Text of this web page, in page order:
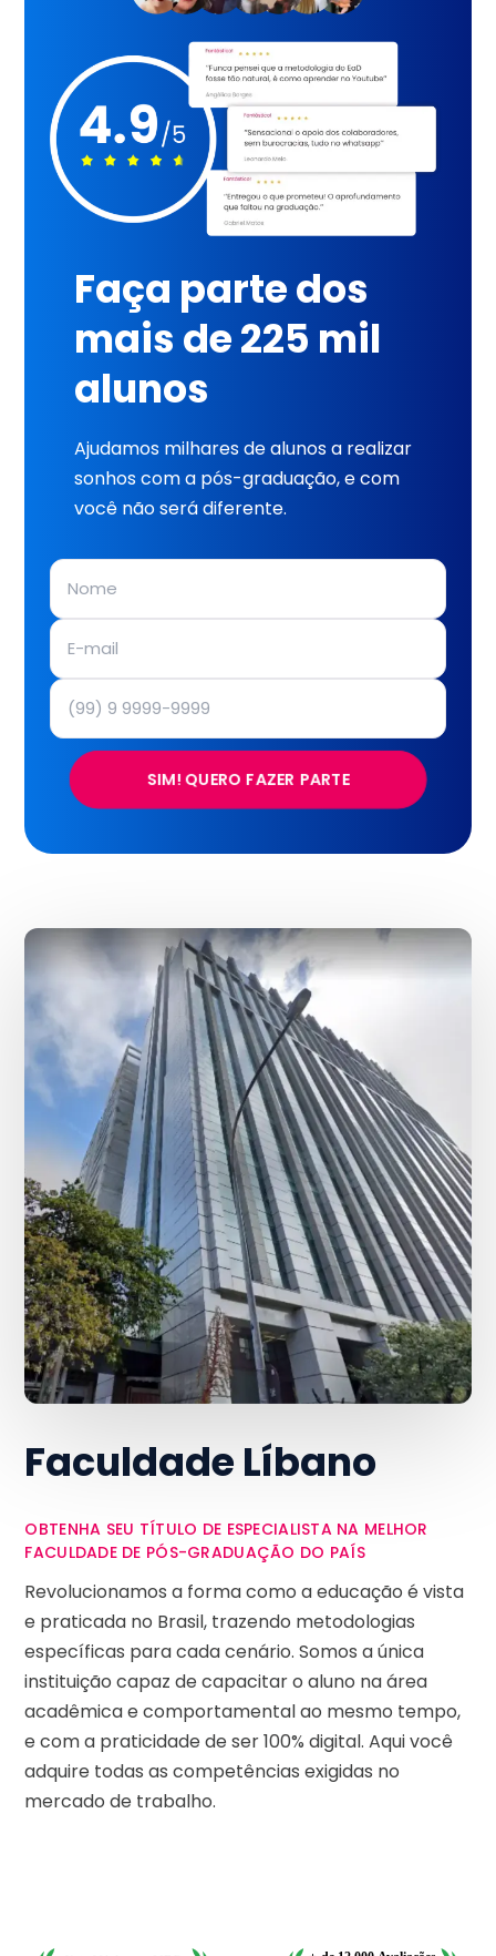
Faça parte dos
mais de 225 mil
alunos
Ajudamos milhares de alunos a realizar
sonhos com a pós-graduação, e com
você não será diferente.
SIM! QUERO FAZER PARTE
Faculdade Líbano
OBTENHA SEU TÍTULO DE ESPECIALISTA NA MELHOR
FACULDADE DE PÓS-GRADUAÇÃO DO PAÍS
Revolucionamos a forma como a educação é vista
e praticada no Brasil, trazendo metodologias
específicas para cada cenário. Somos a única
instituição capaz de capacitar o aluno na área
acadêmica e comportamental ao mesmo tempo,
e com a praticidade de ser 100% digital. Aqui você
adquire todas as competências exigidas no
mercado de trabalho.